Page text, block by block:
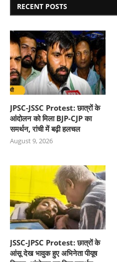
RECENT POSTS
JPSC-JSSC Protest: छात्रों के
आंदोलन को मिला BJP-CJP का
समर्थन, रांची में बढ़ी हलचल
August 9, 2026
JSSC-JPSC Protest: छात्रों के
आंसू देख भावुक हुए अभिनेता पीयूष